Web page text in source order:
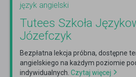
język angielski
Tutees Szkoła
Józefczyk
Bezpłatna lekcja próbna, dostępne
angielskiego na każdym poziomie
indywidualnych. Czytaj więcej